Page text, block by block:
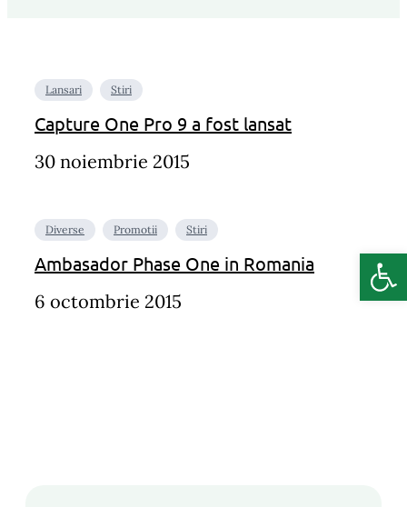
Lansari Stiri
Capture One Pro 9 a fost lansat
30 noiembrie 2015
Diverse Promotii Stiri
Ambasador Phase One in Romania
6 octombrie 2015